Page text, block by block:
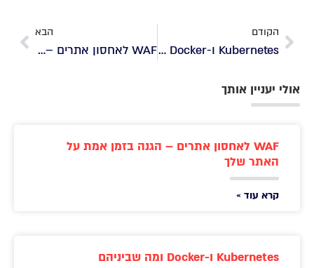
הקודם
Kubernetes ו-Docker ומה שביניהם
הבא
WAF לאחסון אתרים – הגנה בזמן אמת על האתר שלך
אולי יעניין אותך
WAF לאחסון אתרים – הגנה בזמן אמת על
האתר שלך
קרא עוד »
Kubernetes ו-Docker ומה שביניהם